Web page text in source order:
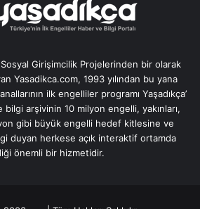
Sosyal Girişimcilik Projelerinden bir olarak
Yasadikca.com, 1993 yılından bu yana
ilk engelliler programı Yaşadıkça’
arşivinin 10 milyon engelli, yakınları,
gibi büyük engelli hedef kitlesine ve
duyan herkese açık interaktif ortamda
önemli bir hizmetidir.